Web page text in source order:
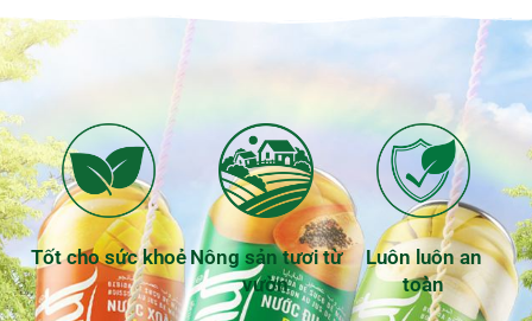
Tốt cho sức khoẻ Nông sản tươi từ
vườn
Luôn luôn an
toàn